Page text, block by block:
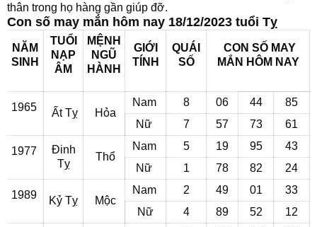
thân trong họ hàng gần giúp đỡ.
Con số may mắn hôm nay 18/12/2023 tuổi Tỵ
NĂM
SINH
TUỔI
NẠP
ÂM
MỆNH
NGŨ
HÀNH
GIỚI
TÍNH
QUÁI
SỐ
CON SỐ MAY
MẮN HÔM NAY
1965 Ất Tỵ Hỏa
Nam 8 06 44
85
Nữ
7 57 73 61
1977
Đinh
Tỵ
Thổ
Nam 5 19 95
43
Nữ
1 78 82 24
1989 Kỷ Tỵ Mộc
Nam 2 49 01
33
Nữ
4 89 52 12